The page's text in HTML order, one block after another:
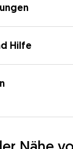
Hilfe